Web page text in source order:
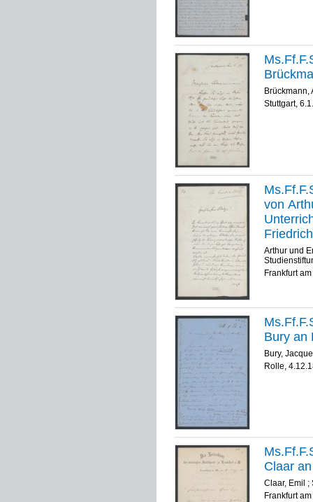
Brückmann,
Stuttgart,
von
Arthur und
Frankfurt
Bury an
Bury,
Rolle,
Claar
Claar, Emil ;
Frankfurt